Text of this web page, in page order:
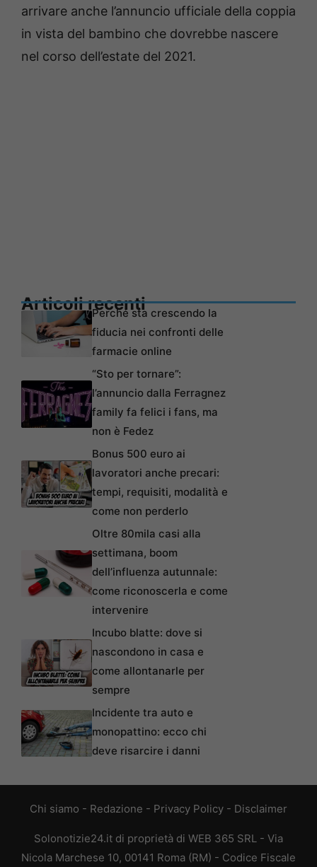
arrivare anche l’annuncio ufficiale della coppia
in vista del bambino che dovrebbe nascere
nel corso dell’estate del 2021.
Articoli recentiPerché sta crescendo la
fiducia nei confronti delle
farmacie online
“Sto per tornare”:
l’annuncio dalla Ferragnez
family fa felici i fans, ma
non è Fedez
Bonus 500 euro ai
lavoratori anche precari:
tempi, requisiti, modalità e
come non perderlo
Oltre 80mila casi alla
settimana, boom
dell’influenza autunnale:
come riconoscerla e come
intervenire
Incubo blatte: dove si
nascondono in casa e
come allontanarle per
sempre
Incidente tra auto e
monopattino: ecco chi
deve risarcire i danni
Chi siamo - Redazione - Privacy Policy - Disclaimer
Solonotizie24.it di proprietà di WEB 365 SRL - Via
Nicola Marchese 10, 00141 Roma (RM) - Codice Fiscale